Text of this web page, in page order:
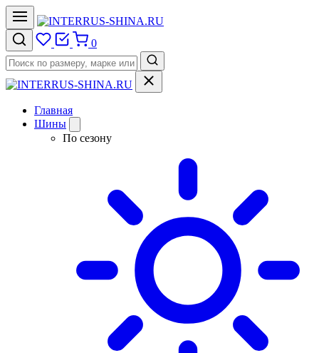
0
Главная
Шины
По сезону